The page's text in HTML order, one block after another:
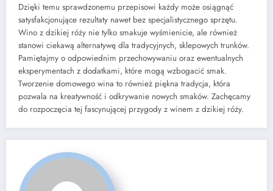
Dzięki temu sprawdzonemu przepisowi każdy może osiągnąć
satysfakcjonujące rezultaty nawet bez specjalistycznego sprzętu.
Wino z dzikiej róży nie tylko smakuje wyśmienicie, ale również
stanowi ciekawą alternatywę dla tradycyjnych, sklepowych trunków.
Pamiętajmy o odpowiednim przechowywaniu oraz ewentualnych
eksperymentach z dodatkami, które mogą wzbogacić smak.
Tworzenie domowego wina to również piękna tradycja, która
pozwala na kreatywność i odkrywanie nowych smaków. Zachęcamy
do rozpoczęcia tej fascynującej przygody z winem z dzikiej róży.